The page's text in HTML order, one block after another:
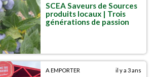
SCEA Saveurs de Sources
produits locaux | Trois
générations de passion
A EMPORTER il y a 3 ans